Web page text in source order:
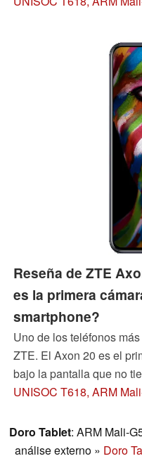
Reseña de ZTE
es la primera
smartphone?
Uno de los teléfonos
ZTE. El Axon 20 es el
bajo la pantalla que no
mecanismo emergente.
averiguarse en la
UNISOC T618, ARM
Doro Tablet: ARM Mali-
análise externo » Doro